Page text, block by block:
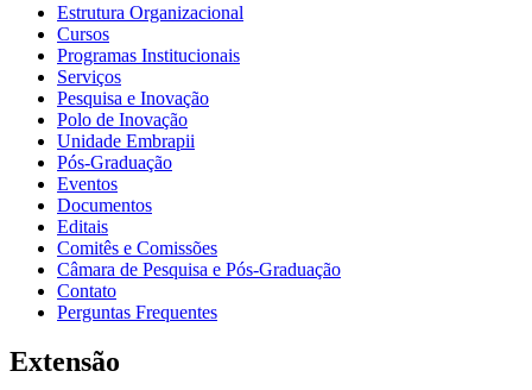
Estrutura Organizacional
Cursos
Programas Institucionais
Serviços
Pesquisa e Inovação
Polo de Inovação
Unidade Embrapii
Pós-Graduação
Eventos
Documentos
Editais
Comitês e Comissões
Câmara de Pesquisa e Pós-Graduação
Contato
Perguntas Frequentes
Extensão